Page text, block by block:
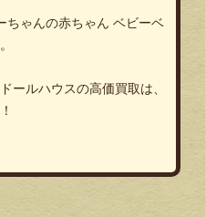
ちゃんの赤ちゃん ベビーベ
ールハウスの高価買取は、